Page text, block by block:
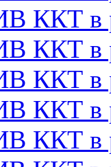
ККТ в
ККТ в
ККТ в
ККТ в
ККТ в